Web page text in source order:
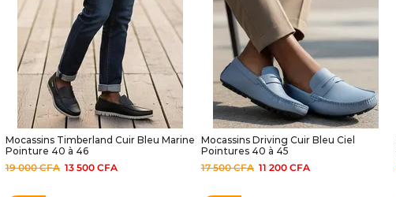
Mocassins Timberland Cuir Bleu Marine
Pointure 40 à 46
19 000CFA 13 500 CFA
Mocassins Driving Cuir Bleu Ciel
Pointures 40 à 45
17 500CFA 11 200 CFA